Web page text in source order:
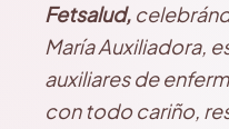
Fetsalud,
María Auxiliadora,
auxiliares de
con todo cariño,